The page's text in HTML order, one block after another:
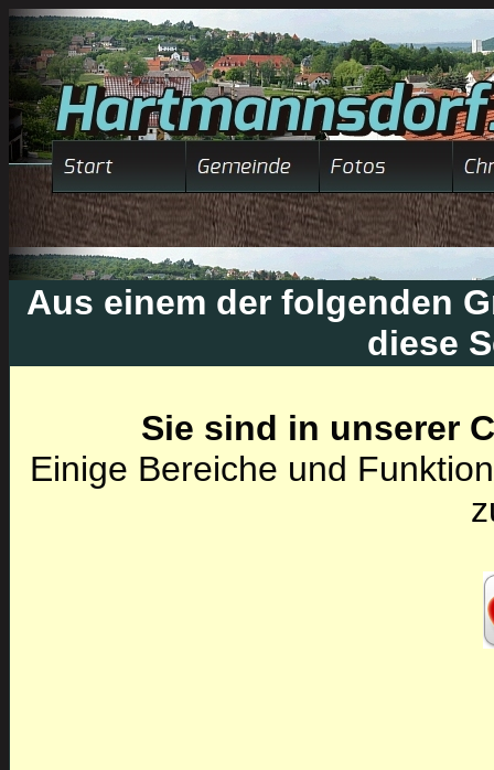
Aus einem der folgenden
diese
Sie sind in unserer
Einige Bereiche und